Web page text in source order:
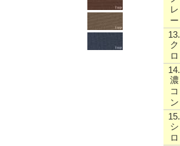
レ
ー
13.
ク
ロ
14.
濃
コ
ン
15.
シ
ロ